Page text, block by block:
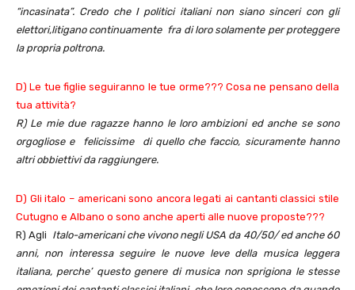
“incasinata”. Credo che I politici italiani non siano sinceri con gli
elettori,litigano continuamente fra di loro solamente per proteggere
la propria poltrona.
D) Le tue figlie seguiranno le tue orme??? Cosa ne pensano della
tua attività?
R)Le mie due ragazze hanno le loro ambizioni ed anche se sono
orgogliose e felicissime di quello che faccio, sicuramente hanno
altri obbiettivi da raggiungere.
D) Gli italo – americani sono ancora legati ai cantanti classici stile
Cutugno e Albano o sono anche aperti alle nuove proposte???
R) Agli Italo-americani che vivono negliUSA da 40/50/ ed anche 60
anni, non interessa seguire le nuove leve della musica leggera
italiana, perche’ questo genere di musica non sprigiona le stesse